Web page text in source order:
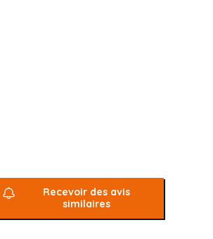
Recevoir des avis
similaires